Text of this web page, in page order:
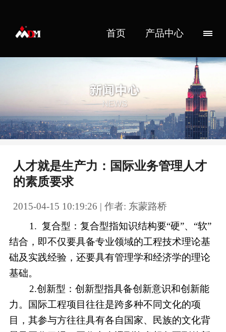
首页 产品中心
人才就是生产力：国际业务管理人才
的素质要求
2015-04-15 10:19:26 | 作者: 东蒙路桥
1. 复合型：复合型指知识结构要“硬”、“软”
结合，即不仅要具备专业领域的工程技术理论基
础及实践经验，还要具有管理学和经济学的理论
基础。
2.创新型：创新型指具备创新意识和创新能
力。国际工程项目往往是跨多种不同文化的项
目，其参与方往往具有各自国家、民族的文化背